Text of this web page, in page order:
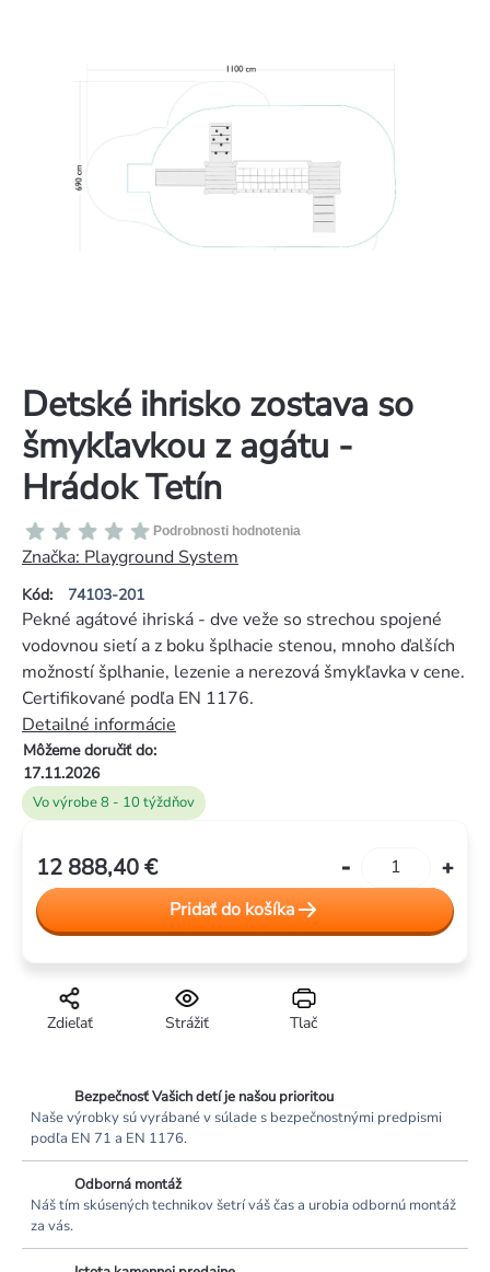
Detské ihrisko zostava so
šmykľavkou z agátu -
Hrádok Tetín
Kód: 74103-201
Priemerné
hodnotenie
produktu
je
5
hviezdičiek.
Podrobnosti hodnotenia
Značka: Playground System
Vo výrobe 8 - 10 týždňov
Môžeme doručiť do:
17.11.2026
Pekné agátové ihriská - dve veže so strechou spojené
vodovnou sietí a z boku šplhacie stenou, mnoho ďalších
možností šplhanie, lezenie a nerezová šmykľavka v cene.
Certifikované podľa EN 1176.
Detailné informácie
Tlač
Strážiť
Zdieľať
12 888,40 €
cena:
Pridať do košíka
Bezpečnosť Vašich detí je našou prioritou
Naše výrobky sú vyrábané v súlade s bezpečnostnými predpismi
podľa EN 71 a EN 1176.
Odborná montáž
Náš tím skúsených technikov šetrí váš čas a urobia odbornú montáž
za vás.